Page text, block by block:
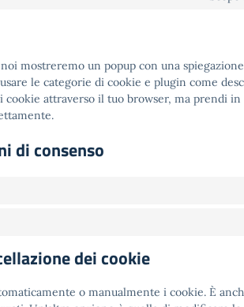
mostreremo un popup con una
le categorie di cookie e plugin come
cookie attraverso il tuo browser, ma prendi
di consenso
dei cookie
o manualmente i cookie. È